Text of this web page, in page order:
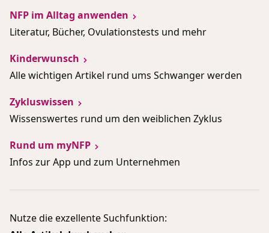
NFP im Alltag anwenden
Literatur, Bücher, Ovulationstests und mehr
Kinderwunsch
Alle wichtigen Artikel rund ums Schwanger werden
Zykluswissen
Wissenswertes rund um den weiblichen Zyklus
Rund um myNFP
Infos zur App und zum Unternehmen
Nutze die exzellente Suchfunktion: